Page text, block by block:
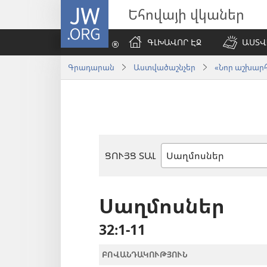
JW.ORG Եհովայի վկաներ
ԳԼԽԱՎՈՐ ԷՋ
Գրադարան Աստվածաշնչեր «Նոր
ՑՈՒՅՑ ՏԱԼ
Աստվածաշնչյան
Սաղմոսներ
32։1-11
ԲՈՎԱՆԴԱԿՈՒԹՅՈՒՆ